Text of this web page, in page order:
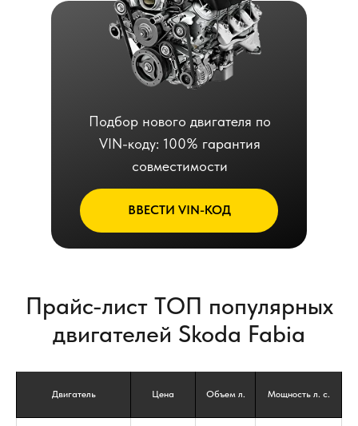
ВВЕСТИ VIN-КОД
Подбор нового двигателя по
VIN-коду: 100% гарантия
совместимости
Прайс-лист ТОП популярных
двигателей Skoda Fabia
Двигатель Цена Объем л. Мощность л. с.